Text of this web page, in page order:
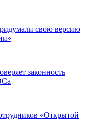
свою версию
законность
«Открытой